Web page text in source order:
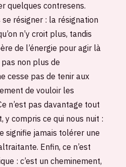
quelques contresens.
se résigner : la résignation
n’y croit plus, tandis
de l’énergie pour agir là
pas non plus de
cesse pas de tenir aux
de vouloir les
n’est pas davantage tout
y compris ce qui nous nuit :
signifie jamais tolérer une
Enfin, ce n’est
: c’est un cheminement,